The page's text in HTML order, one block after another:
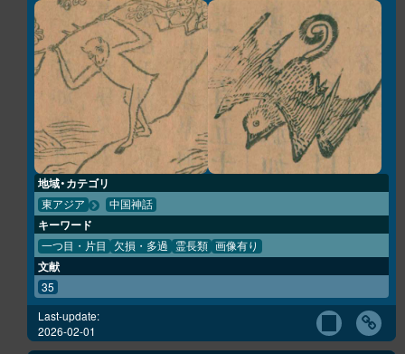
地域・カテゴリ
東アジア 中国神話
キーワード
一つ目・片目 欠損・多過 霊長類 画像有り
文献
35
Last-update:
2026-02-01